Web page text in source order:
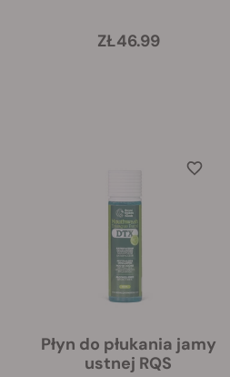
ZŁ46.99
Płyn do płukania jamy
ustnej RQS